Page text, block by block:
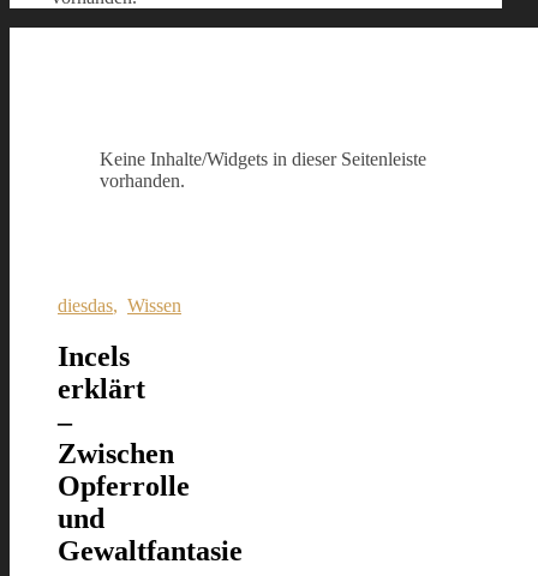
Keine Inhalte/Widgets in dieser Seitenleiste
vorhanden.
diesdas, Wissen
Incels
erklärt
–
Zwischen
Opferrolle
und
Gewaltfantasie